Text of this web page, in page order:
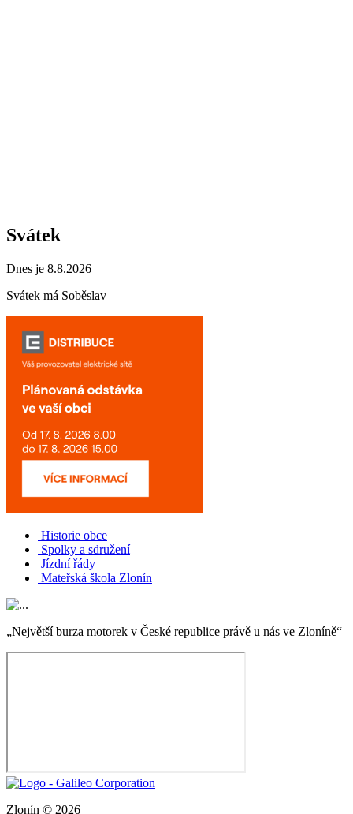
Svátek
Dnes je 8.8.2026
Svátek má Soběslav
Historie obce
Spolky a sdružení
Jízdní řády
Mateřská škola Zlonín
„Největší burza motorek v České republice právě u nás ve Zloníně“
Zlonín © 2026